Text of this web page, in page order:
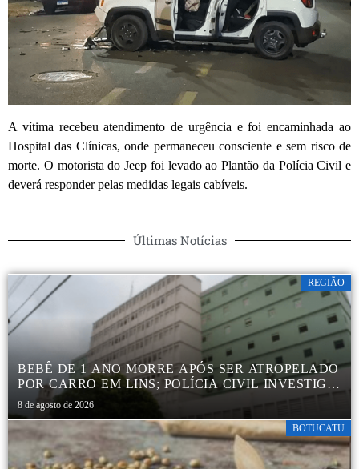
A vítima recebeu atendimento de urgência e foi encaminhada ao
Hospital das Clínicas, onde permaneceu consciente e sem risco de
morte. O motorista do Jeep foi levado ao Plantão da Polícia Civil e
deverá responder pelas medidas legais cabíveis.
Últimas Notícias
REGIÃO
BEBÊ DE 1 ANO MORRE APÓS SER ATROPELADO
POR CARRO EM LINS; POLÍCIA CIVIL INVESTIGA
ACIDENTE
8 de agosto de 2026
BOTUCATU